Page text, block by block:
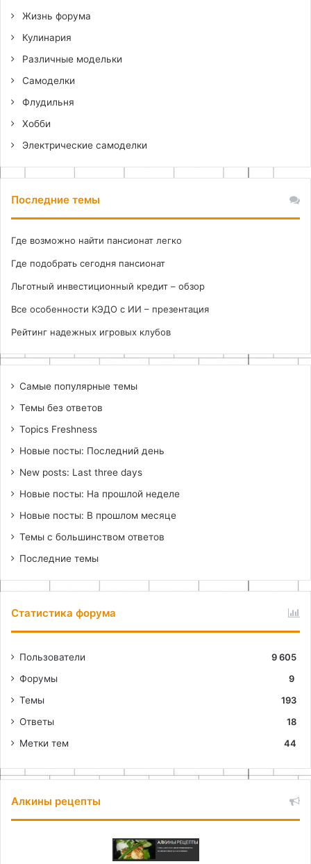
Жизнь форума
Кулинария
Различные модельки
Самоделки
Флудильня
Хобби
Электрические самоделки
Последние темы
Где возможно найти пансионат легко
Где подобрать сегодня пансионат
Льготный инвестиционный кредит – обзор
Все особенности КЭДО с ИИ – презентация
Рейтинг надежных игровых клубов
Самые популярные темы
Темы без ответов
Topics Freshness
Новые посты: Последний день
New posts: Last three days
Новые посты: На прошлой неделе
Новые посты: В прошлом месяце
Темы с большинством ответов
Последние темы
Статистика форума
Пользователи
9 605
Форумы
9
Темы
193
Ответы
18
Метки тем
44
Алкины рецепты